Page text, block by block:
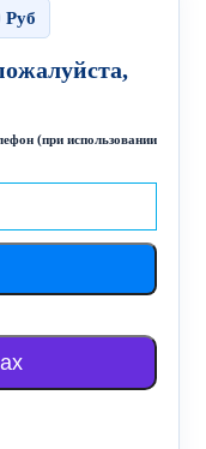
Руб
(при использовании